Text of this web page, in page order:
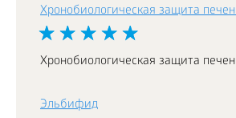
Хронобиологическая защита
Хронобиологическая защита
Эльбифид